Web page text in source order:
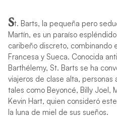
St. Barts, la pequeña pero
Martín, es un paraíso
caribeño discreto, combinando
Francesa y Sueca. Conocida
Barthélemy, St. Barts se ha
viajeros de clase alta,
tales como Beyoncé, Billy Joel,
Kevin Hart, quien consideró
la luna de miel de sus sueños.